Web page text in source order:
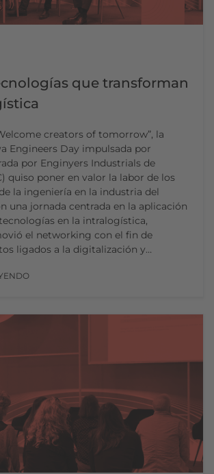
que transforman
creators of tomorrow”, la
Engineers Day impulsada por
por Enginyers Industrials de
quiso poner en valor la labor de los
la ingeniería en la industria del
una jornada centrada en la aplicación
en la intralogística,
el networking con el fin de
ligados a la digitalización y…